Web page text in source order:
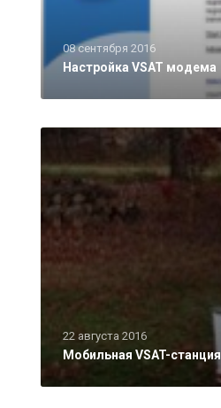
08 сентября 2016
Настройка VSAT модема
22 августа 2016
Мобильная VSAT-станция